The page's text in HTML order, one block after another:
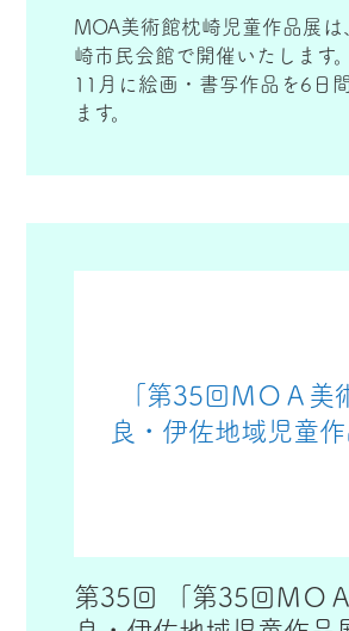
MOA美術館枕崎児童作品展は
崎市民会館で開催いたします。
11月に絵画・書写作品を6日
ます。
「第35回ＭＯＡ美
良・伊佐地域児童作
第35回 「第35回ＭＯ